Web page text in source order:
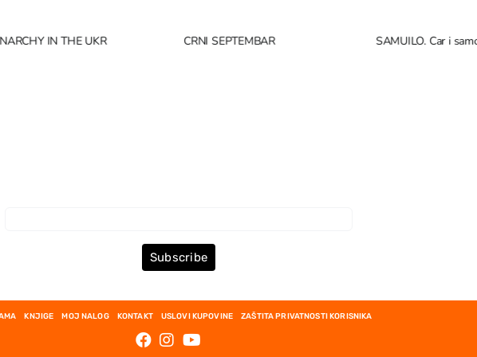
IN THE UKR CRNI SEPTEMBAR SAMUILO. Car i
Subscribe
KNJIGE MOJ NALOG KONTAKT USLOVI KUPOVINE ZAŠTITA PRIVATNOSTI KORISNIKA